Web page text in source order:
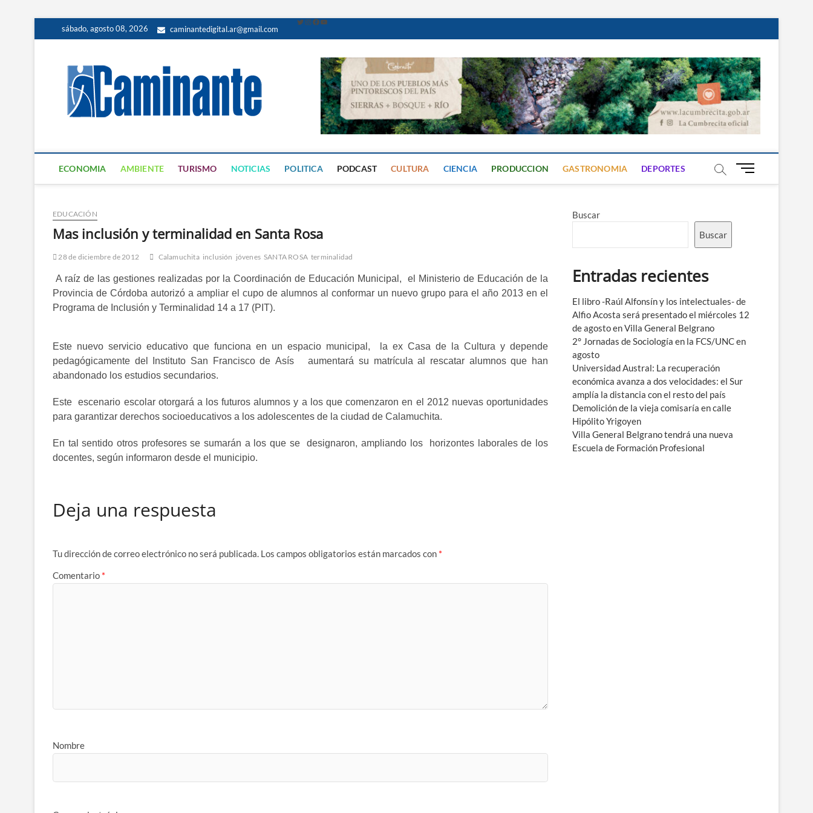
sábado, agosto 08, 2026 caminantedigital.ar@gmail.com
Caminante Digital
PERIÓDICO DIGITAL DEL VALLE DE CALAMUCHITA
ECONOMIA AMBIENTE TURISMO NOTICIAS POLITICA PODCAST CULTURA CIENCIA PRODUCCION GASTRONOMIA DEPORTES
B
ú
EDUCACIÓN
Mas inclusión y terminalidad en Santa Rosa
28 de diciembre de 2012 Calamuchita inclusión jóvenes SANTA ROSA terminalidad
A raíz de las gestiones realizadas por la Coordinación de Educación Municipal, el Ministerio de Educación de la
Provincia de Córdoba autorizó a ampliar el cupo de alumnos al conformar un nuevo grupo para el año 2013 en el
Programa de Inclusión y Terminalidad 14 a 17 (PIT).
Este nuevo servicio educativo que funciona en un espacio municipal, la ex Casa de la Cultura y depende
pedagógicamente del Instituto San Francisco de Asís aumentará su matrícula al rescatar alumnos que han
abandonado los estudios secundarios.
Este escenario escolar otorgará a los futuros alumnos y a los que comenzaron en el 2012 nuevas oportunidades
para garantizar derechos socioeducativos a los adolescentes de la ciudad de Calamuchita.
En tal sentido otros profesores se sumarán a los que se designaron, ampliando los horizontes laborales de los
docentes, según informaron desde el municipio.
Deja una respuesta
Tu dirección de correo electrónico no será publicada. Los campos obligatorios están marcados con *
Comentario *
Nombre
Buscar
Buscar
Entradas recientes
El libro -Raúl Alfonsín y los intelectuales- de
Alfio Acosta será presentado el miércoles 12
de agosto en Villa General Belgrano
2° Jornadas de Sociología en la FCS/UNC en
agosto
Universidad Austral: La recuperación
económica avanza a dos velocidades: el Sur
amplía la distancia con el resto del país
Demolición de la vieja comisaría en calle
Hipólito Yrigoyen
Villa General Belgrano tendrá una nueva
Escuela de Formación Profesional